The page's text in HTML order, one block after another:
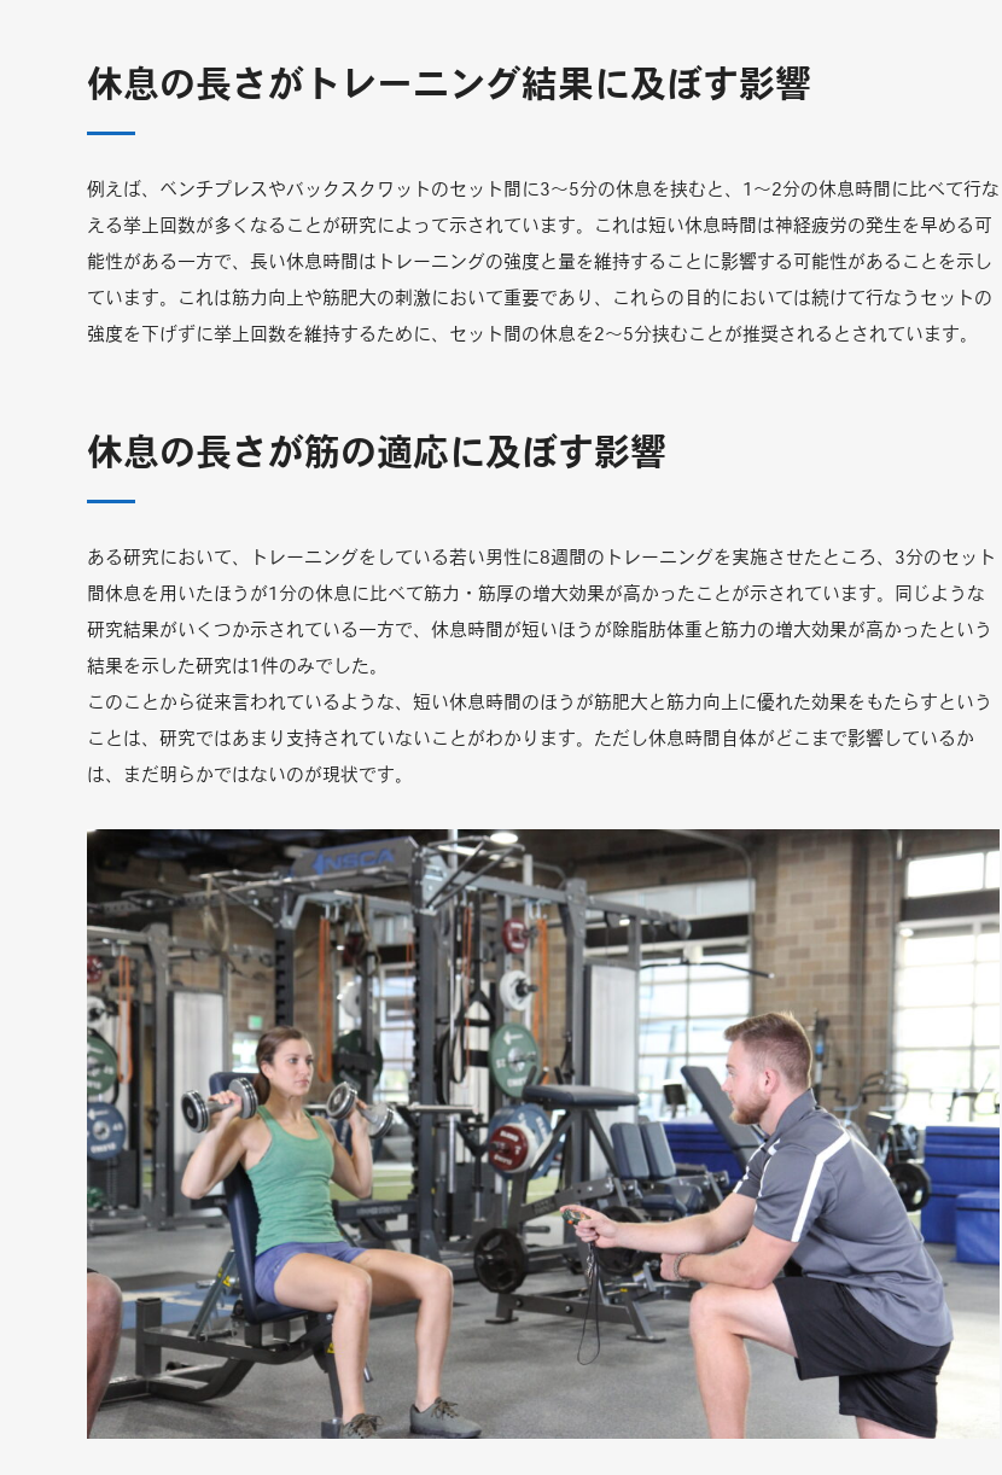
休息の長さがトレーニング結果に及ぼす影響
例えば、ベンチプレスやバックスクワットのセット間に3～5分の休息を挟むと、1～2分の休息時間に比べて行な
える挙上回数が多くなることが研究によって示されています。これは短い休息時間は神経疲労の発生を早める可
能性がある一方で、長い休息時間はトレーニングの強度と量を維持することに影響する可能性があることを示し
ています。これは筋力向上や筋肥大の刺激において重要であり、これらの目的においては続けて行なうセットの
強度を下げずに挙上回数を維持するために、セット間の休息を2～5分挟むことが推奨されるとされています。
休息の長さが筋の適応に及ぼす影響
ある研究において、トレーニングをしている若い男性に8週間のトレーニングを実施させたところ、3分のセット
間休息を用いたほうが1分の休息に比べて筋力・筋厚の増大効果が高かったことが示されています。同じような
研究結果がいくつか示されている一方で、休息時間が短いほうが除脂肪体重と筋力の増大効果が高かったという
結果を示した研究は1件のみでした。
このことから従来言われているような、短い休息時間のほうが筋肥大と筋力向上に優れた効果をもたらすという
ことは、研究ではあまり支持されていないことがわかります。ただし休息時間自体がどこまで影響しているか
は、まだ明らかではないのが現状です。